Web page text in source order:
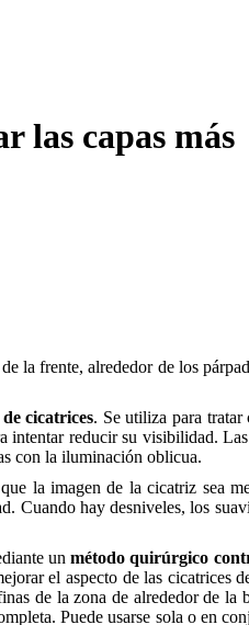
las capas más
de la frente, alrededor de los
cicatrices. Se utiliza para tratar
reducir su visibilidad.
con la iluminación oblicua.
la imagen de la cicatriz sea
hay desniveles, los
unmétodo quirúrgico
el aspecto de las
de la zona de alrededor de
Puede usarse sola o en